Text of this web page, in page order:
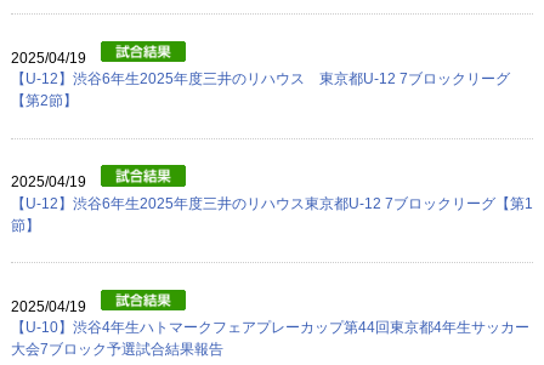
2025/04/19
【U-12】渋谷6年生2025年度三井のリハウス 東京都U-12 7ブロックリーグ
【第2節】
2025/04/19
【U-12】渋谷6年生2025年度三井のリハウス東京都U-12 7ブロックリーグ【第1
節】
2025/04/19
【U-10】渋谷4年生ハトマークフェアプレーカップ第44回東京都4年生サッカー
大会7ブロック予選試合結果報告